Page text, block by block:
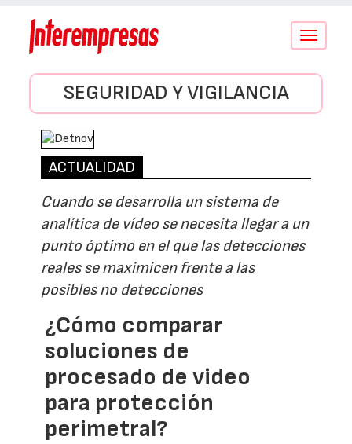
Conmutar
SEGURIDAD Y VIGILANCIA
ACTUALIDAD
Cuando se desarrolla un sistema de
analítica de vídeo se necesita llegar a un
punto óptimo en el que las detecciones
reales se maximicen frente a las
posibles no detecciones
¿Cómo comparar
soluciones de
procesado de video
para protección
perimetral?